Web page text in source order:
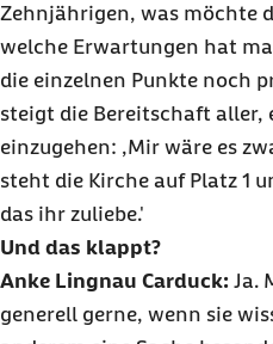
Zehnjährigen, was möchte
welche Erwartungen hat
die einzelnen Punkte noch
steigt die Bereitschaft aller,
einzugehen: ‚Mir wäre es
steht die Kirche auf Platz 1
das ihr zuliebe.'
Und das klappt?
Anke Lingnau Carduck: Ja.
generell gerne, wenn sie